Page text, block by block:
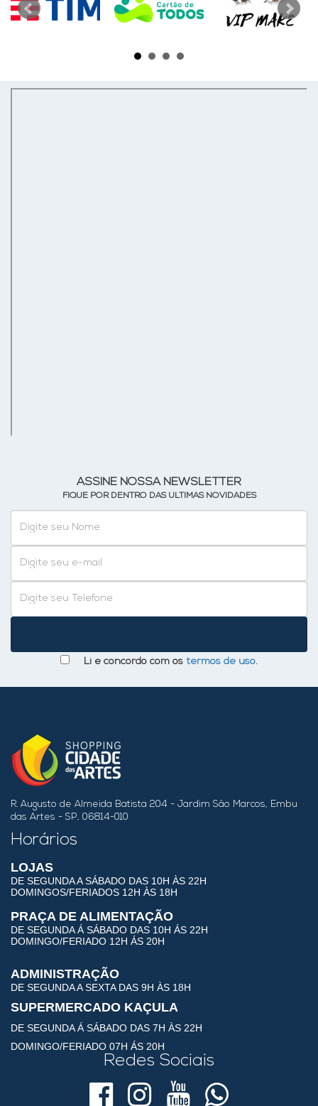
ASSINE NOSSA NEWSLETTER
FIQUE POR DENTRO DAS ÚLTIMAS NOVIDADES
Li e concordo com os termos de uso.
R. Augusto de Almeida Batista 204 - Jardim São Marcos, Embu
das Artes - SP, 06814-010
Horários
LOJAS
DE SEGUNDA A SÁBADO DAS 10H ÀS 22H
DOMINGOS/FERIADOS 12H ÀS 18H
PRAÇA DE ALIMENTAÇÃO
DE SEGUNDA Á SÁBADO DAS 10H ÁS 22H
DOMINGO/FERIADO 12H ÁS 20H
ADMINISTRAÇÃO
DE SEGUNDA A SEXTA DAS 9H ÀS 18H
SUPERMERCADO KAÇULA
DE SEGUNDA Á SÁBADO DAS 7H ÀS 22H
DOMINGO/FERIADO 07H ÁS 20H
Redes Sociais